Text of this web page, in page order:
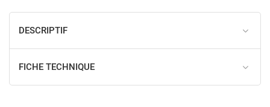
DESCRIPTIF
FICHE TECHNIQUE